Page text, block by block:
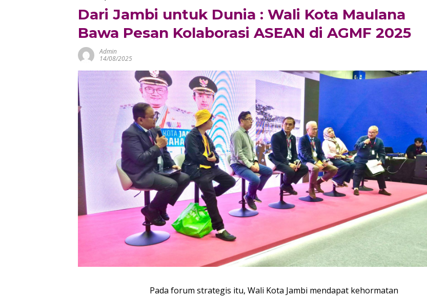
Dari Jambi untuk Dunia : Wali Kota Maulana
Bawa Pesan Kolaborasi ASEAN di AGMF 2025
Admin
14/08/2025
Pada forum strategis itu, Wali Kota Jambi mendapat kehormatan